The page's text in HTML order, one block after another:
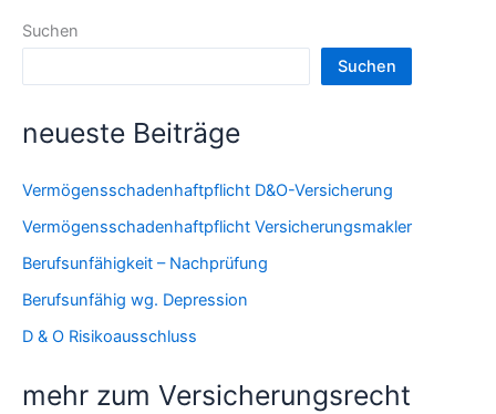
Suchen
Suchen
neueste Beiträge
Vermögensschadenhaftpflicht D&O-Versicherung
Vermögensschadenhaftpflicht Versicherungsmakler
Berufsunfähigkeit – Nachprüfung
Berufsunfähig wg. Depression
D & O Risikoausschluss
mehr zum Versicherungsrecht